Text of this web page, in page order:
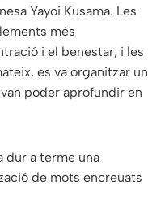
Yayoi Kusama. Les
més
i el benestar, i les
es va organitzar un
poder aprofundir en
dur a terme una
de mots encreuats